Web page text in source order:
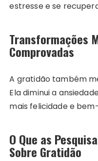
estresse e se
Transformações
Comprovadas
A gratidão também
Ela diminui a
mais felicidade e
O Que as
Sobre Gratidão